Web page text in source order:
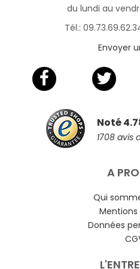
du lundi au
Tél.:
Envoyer
Noté
1708 avis
A
Qui
Mentions
Données